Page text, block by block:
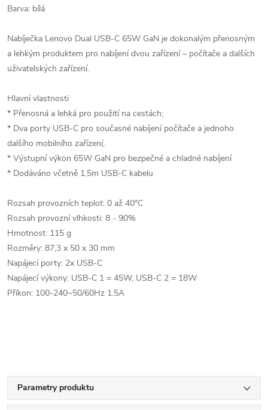
Barva: bílá
Nabíječka Lenovo Dual USB-C 65W GaN je dokonalým přenosným
a lehkým produktem pro nabíjení dvou zařízení – počítače a dalších
uživatelských zařízení.
Hlavní vlastnosti
* Přenosná a lehká pro použití na cestách;
* Dva porty USB-C pro současné nabíjení počítače a jednoho
dalšího mobilního zařízení;
* Výstupní výkon 65W GaN pro bezpečné a chladné nabíjení
* Dodáváno včetně 1,5m USB-C kabelu
Rozsah provozních teplot: 0 až 40°C
Rozsah provozní vlhkosti: 8 - 90%
Hmotnost: 115 g
Rozměry: 87,3 x 50 x 30 mm
Napájecí porty: 2x USB-C
Napájecí výkony: USB-C 1 = 45W, USB-C 2 = 18W
Příkon: 100-240~50/60Hz 1.5A
Parametry produktu